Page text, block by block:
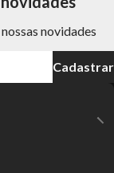
novidades
Cadastrar